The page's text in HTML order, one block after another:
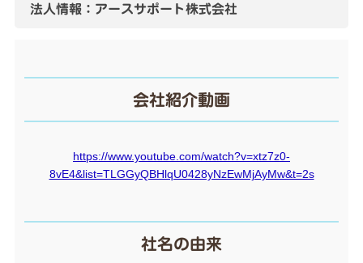
法人情報：アースサポート株式会社
会社紹介動画
https://www.youtube.com/watch?v=xtz7z0-
8vE4&list=TLGGyQBHlqU0428yNzEwMjAyMw&t=2s
社名の由来